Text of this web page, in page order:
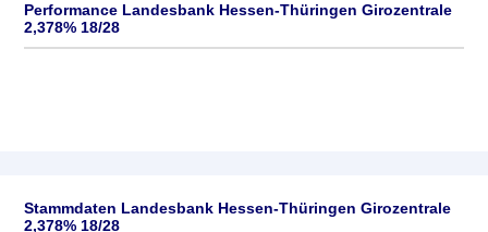
Performance Landesbank Hessen-Thüringen Girozentrale
2,378% 18/28
Stammdaten Landesbank Hessen-Thüringen Girozentrale
2,378% 18/28